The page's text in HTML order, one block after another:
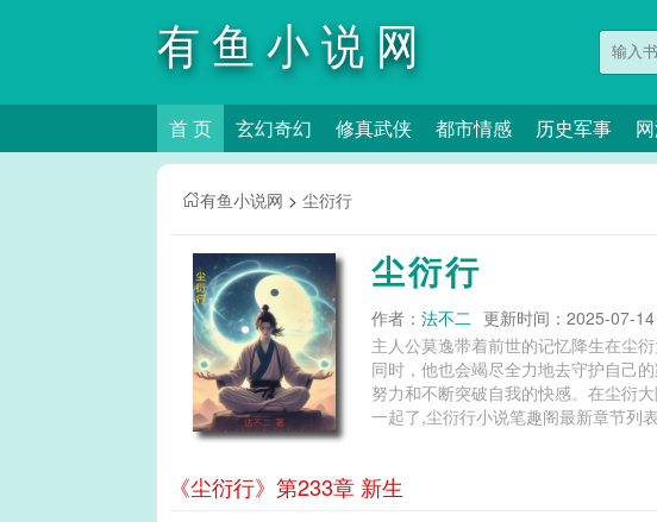
有鱼小说网
首 页 玄幻奇幻 修真武侠 都市情感 历史军事
有鱼小说网 > 尘衍行
尘衍行
作者： 法不二 更新时间：2025-07-
主人公莫逸带着前世的记忆降生在尘
同时，他也会竭尽全力地去守护自己
努力和不断突破自我的快感。在尘衍大陆，自我就是最终极的boss。...
一起了,尘衍行小说笔趣阁最新章节列
《尘衍行》第233章 新生